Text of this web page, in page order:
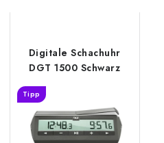
Digitale Schachuhr
DGT 1500 Schwarz
Tipp